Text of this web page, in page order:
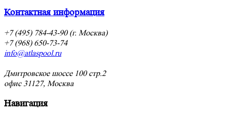
Контактная информация
+7 (495) 784-43-90 (г. Москва)
+7 (968) 650-73-74
info@atlaspool.ru
Дмитровское шоссе 100 стр.2
офис 31127, Москва
Навигация